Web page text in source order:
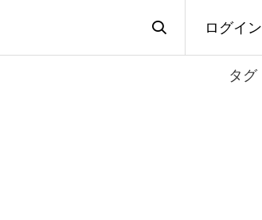
ログイン
タグ